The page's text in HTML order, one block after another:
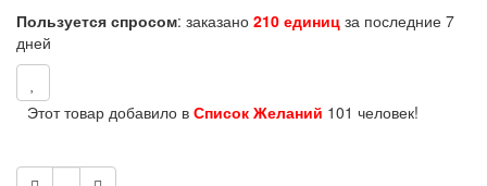
Пользуется спросом: заказано 210 единиц за последние 7
дней
Этот товар добавило в Список Желаний 101 человек!